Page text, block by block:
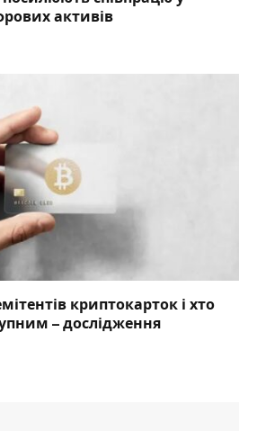
активів
криптокарток і хто
– дослідження